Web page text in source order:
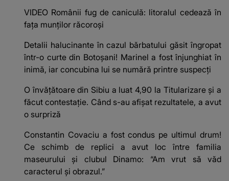
VIDEO Românii fug de caniculă: litoralul cedează în
fața munților răcoroși
Detalii halucinante în cazul bărbatului găsit îngropat
într-o curte din Botoșani! Marinel a fost înjunghiat în
inimă, iar concubina lui se numără printre suspecți
O învățătoare din Sibiu a luat 4,90 la Titularizare și a
făcut contestație. Când s-au afișat rezultatele, a avut
o surpriză
Constantin Covaciu a fost condus pe ultimul drum!
Ce schimb de replici a avut loc între familia
maseurului și clubul Dinamo: “Am vrut să văd
caracterul și obrazul.”